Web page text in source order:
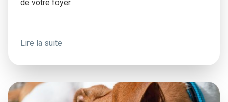
de votre foyer.
Lire la suite